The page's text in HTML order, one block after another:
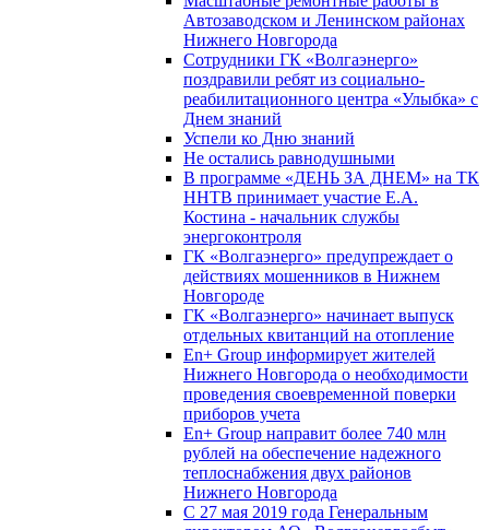
Автозаводском и Ленинском районах
Нижнего Новгорода
Сотрудники ГК «Волгаэнерго»
поздравили ребят из социально-
реабилитационного центра «Улыбка» с
Днем знаний
Успели ко Дню знаний
Не остались равнодушными
В программе «ДЕНЬ ЗА ДНЕМ» на ТК
ННТВ принимает участие Е.А.
Костина - начальник службы
энергоконтроля
ГК «Волгаэнерго» предупреждает о
действиях мошенников в Нижнем
Новгороде
ГК «Волгаэнерго» начинает выпуск
отдельных квитанций на отопление
En+ Group информирует жителей
Нижнего Новгорода о необходимости
проведения своевременной поверки
приборов учета
En+ Group направит более 740 млн
рублей на обеспечение надежного
теплоснабжения двух районов
Нижнего Новгорода
С 27 мая 2019 года Генеральным